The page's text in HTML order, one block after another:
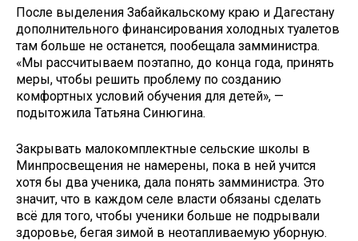
После выделения Забайкальскому краю и Дагестану
дополнительного финансирования холодных туалетов
там больше не останется, пообещала замминистра.
«Мы рассчитываем поэтапно, до конца года, принять
меры, чтобы решить проблему по созданию
комфортных условий обучения для детей», —
подытожила Татьяна Синюгина.
Закрывать малокомплектные сельские школы в
Минпросвещения не намерены, пока в ней учится
хотя бы два ученика, дала понять замминистра. Это
значит, что в каждом селе власти обязаны сделать
всё для того, чтобы ученики больше не подрывали
здоровье, бегая зимой в неотапливаемую уборную.